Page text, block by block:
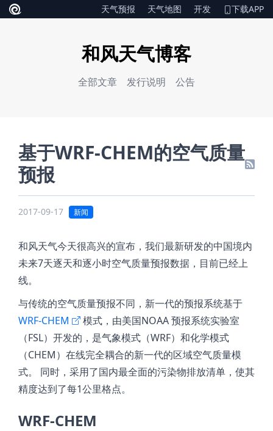
天气预报 天气地图 开发 下载APP
和风天气博客
全部文章 发行说明 公告
基于WRF-CHEM的空气质量
预报
2017-09-17 新闻
和风天气今天很高兴的宣布，我们最新研发的中国境内
未来7天逐天和逐小时空气质量预报数据，目前已经上
线。
与传统的空气质量预报不同，新一代的预报系统基于
WRF-CHEM
模式，由美国NOAA 预报系统实验室
（FSL）开发的，是气象模式（WRF）和化学模式
（CHEM）在线完全耦合的新一代的区域空气质量模
式。 同时，采用了国内最全面的污染物排放清单，使其
精度达到了每1公里格点。
WRF-CHEM